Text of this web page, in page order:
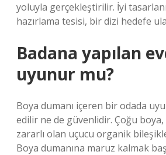
yoluyla gerçekleştirilir. İyi
hazırlama tesisi, bir dizi hedefe
Badana yapılan
uyunur mu?
Boya dumanı içeren bir odada
edilir ne de güvenlidir. Çoğu
zararlı olan uçucu organik
Boya dumanına maruz kalmak baş